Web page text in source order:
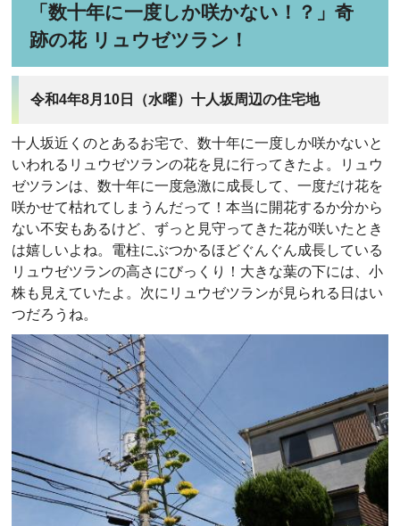
「数十年に一度しか咲かない！？」奇
跡の花 リュウゼツラン！
令和4年8月10日（水曜）十人坂周辺の住宅地
十人坂近くのとあるお宅で、数十年に一度しか咲かないと
いわれるリュウゼツランの花を見に行ってきたよ。リュウ
ゼツランは、数十年に一度急激に成長して、一度だけ花を
咲かせて枯れてしまうんだって！本当に開花するか分から
ない不安もあるけど、ずっと見守ってきた花が咲いたとき
は嬉しいよね。電柱にぶつかるほどぐんぐん成長している
リュウゼツランの高さにびっくり！大きな葉の下には、小
株も見えていたよ。次にリュウゼツランが見られる日はい
つだろうね。